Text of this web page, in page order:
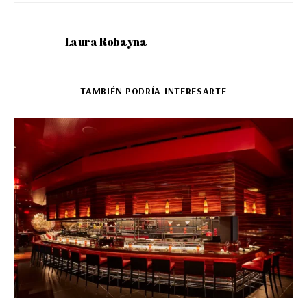
Laura Robayna
TAMBIÉN PODRÍA INTERESARTE